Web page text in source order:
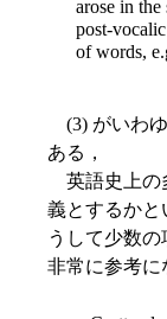
arose in the
post-
of words,
(3) がいわ
ある，
英語史上の
義とするかと
うして少数
非常に参考に